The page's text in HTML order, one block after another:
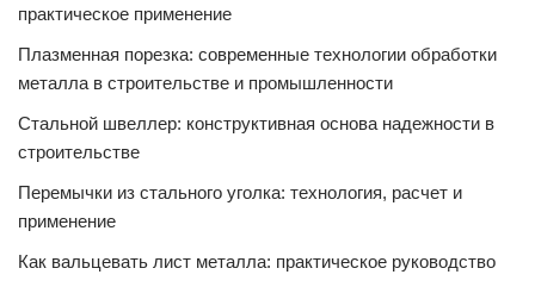
практическое применение
Плазменная порезка: современные технологии обработки
металла в строительстве и промышленности
Стальной швеллер: конструктивная основа надежности в
строительстве
Перемычки из стального уголка: технология, расчет и
применение
Как вальцевать лист металла: практическое руководство